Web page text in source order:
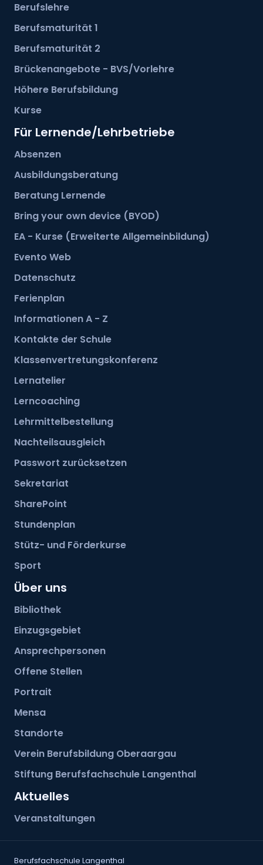
Prüfungsanforderungen alle BM-Richtunge
Berufslehre
Berufsmaturität 1
Berufsmaturität 2
Brückenangebote - BVS/Vorlehre
Höhere Berufsbildung
Kurse
Für Lernende/Lehrbetriebe
Absenzen
Ausbildungsberatung
Beratung Lernende
Bring your own device (BYOD)
EA - Kurse (Erweiterte Allgemeinbildung)
Evento Web
Datenschutz
Ferienplan
Informationen A - Z
Kontakte der Schule
Klassenvertretungskonferenz
Lernatelier
Lerncoaching
Lehrmittelbestellung
Nachteilsausgleich
Passwort zurücksetzen
Sekretariat
SharePoint
Stundenplan
Stütz- und Förderkurse
Sport
Über uns
Bibliothek
Einzugsgebiet
Ansprechpersonen
Offene Stellen
Portrait
Mensa
Standorte
Verein Berufsbildung Oberaargau
Stiftung Berufsfachschule Langenthal
Aktuelles
Veranstaltungen
Berufsfachschule Langenthal